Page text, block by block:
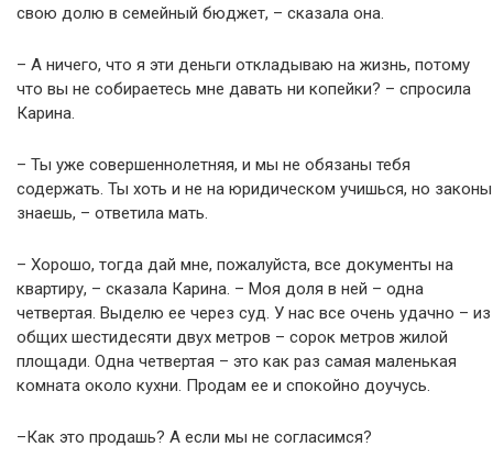
свою долю в семейный бюджет, – сказала она.
– А ничего, что я эти деньги откладываю на жизнь, потому
что вы не собираетесь мне давать ни копейки? – спросила
Карина.
– Ты уже совершеннолетняя, и мы не обязаны тебя
содержать. Ты хоть и не на юридическом учишься, но законы
знаешь, – ответила мать.
– Хорошо, тогда дай мне, пожалуйста, все документы на
квартиру, – сказала Карина. – Моя доля в ней – одна
четвертая. Выделю ее через суд. У нас все очень удачно – из
общих шестидесяти двух метров – сорок метров жилой
площади. Одна четвертая – это как раз самая маленькая
комната около кухни. Продам ее и спокойно доучусь.
–Как это продашь? А если мы не согласимся?